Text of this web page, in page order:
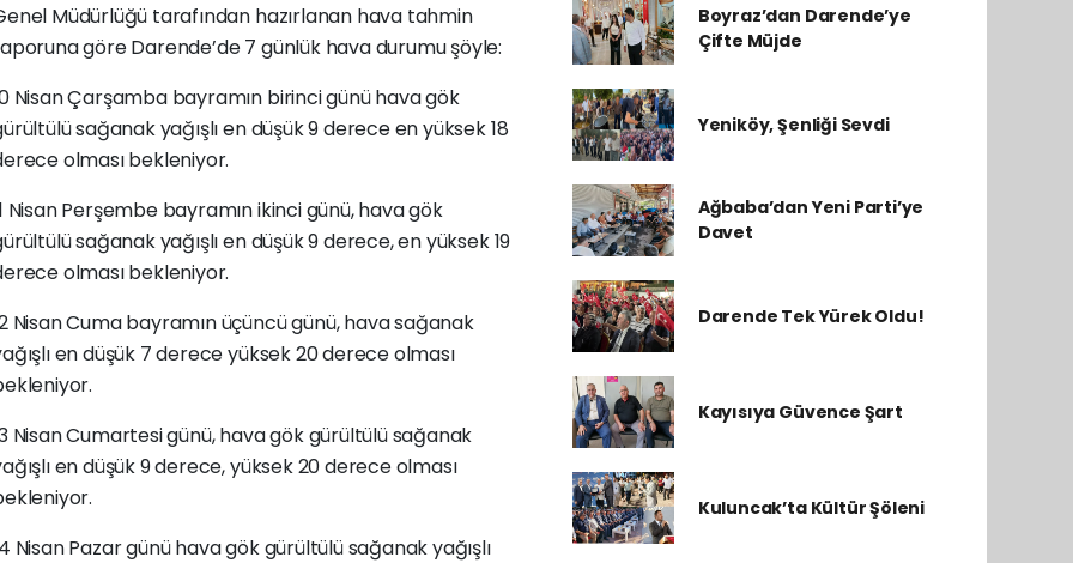
Müdürlüğü tarafından hazırlanan hava tahmin
göre Darende’de 7 günlük hava durumu şöyle:
Nisan Çarşamba bayramın birinci günü hava gök
sağanak yağışlı en düşük 9 derece en yüksek 18
olması bekleniyor.
Nisan Perşembe bayramın ikinci günü, hava gök
sağanak yağışlı en düşük 9 derece, en yüksek 19
olması bekleniyor.
Nisan Cuma bayramın üçüncü günü, hava sağanak
en düşük 7 derece yüksek 20 derece olması
Nisan Cumartesi günü, hava gök gürültülü sağanak
en düşük 9 derece, yüksek 20 derece olması
Nisan Pazar günü hava gök gürültülü sağanak yağışlı
Boyraz’dan Darende’ye
Çifte Müjde
Yeniköy, Şenliği Sevdi
Ağbaba’dan Yeni Parti’ye
Davet
Darende Tek Yürek Oldu!
Kayısıya Güvence Şart
Kuluncak’ta Kültür Şöleni